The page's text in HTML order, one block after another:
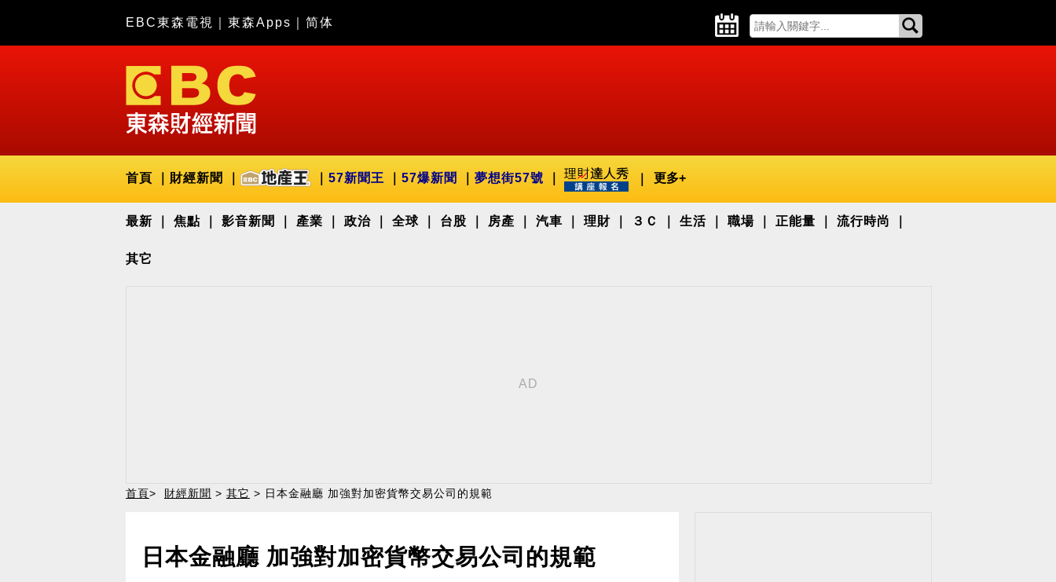
EBC東森電視 東森Apps 简体
首頁 財經新聞 57新聞王 57爆新聞 夢想街57號 更多+
最新 焦點 影音新聞 產業 政治 全球 台股 房產 汽車 理財 ３Ｃ 生活 職場 正能量 流行時尚
其它
首頁> 財經新聞 > 其它 > 日本金融廳 加強對加密貨幣交易公司的規範
日本金融廳 加強對加密貨幣交易公司的規範